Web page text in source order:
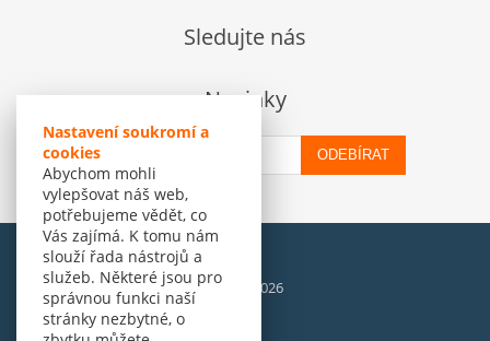
Nastavení soukromí a
cookies
Abychom mohli
vylepšovat náš web,
potřebujeme vědět, co
Vás zajímá. K tomu nám
slouží řada nástrojů a
služeb. Některé jsou pro
správnou funkci naší
stránky nezbytné, o
Sledujte nás
Novinky
ODEBÍRAT
© Amenit Software Solutions, 1998 - 2026
Powered bynopCommerce